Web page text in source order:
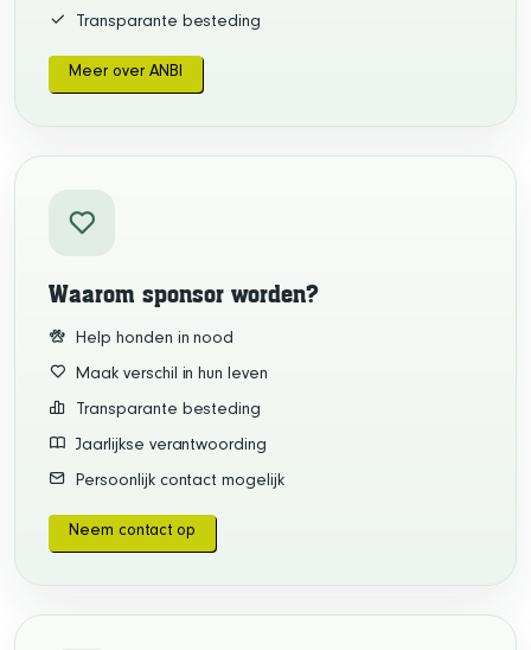
Transparante besteding
Meer over ANBI
Waarom sponsor worden?
Help honden in nood
Maak verschil in hun leven
Transparante besteding
Jaarlijkse verantwoording
Persoonlijk contact mogelijk
Neem contact op